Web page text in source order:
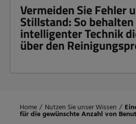
Vermeiden Sie Fehler
Stillstand: So
intelligenter Technik
über den
Home / Nutzen Sie unser Wissen /
für die gewünschte Anzahl von